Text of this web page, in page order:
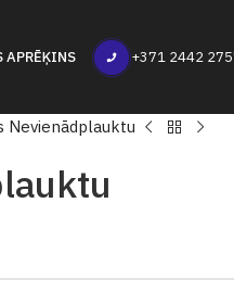
+371 2442
Nevienādplauktu